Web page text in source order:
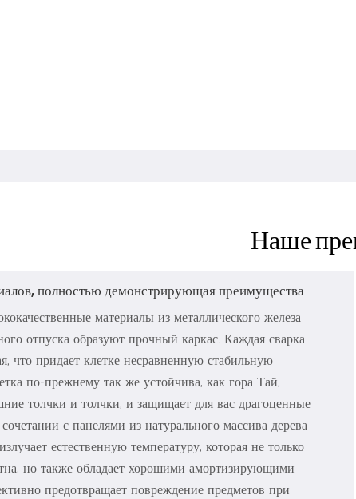
Наше
полностью демонстрирующая преимущества
материалы из металлического железа
отпуска образуют прочный каркас. Каждая сварка
что придает клетке несравненную стабильную
по-прежнему так же устойчива, как гора Тай,
толчки и толчки, и защищает для вас драгоценные
с панелями из натурального массива дерева
естественную температуру, которая не только
но также обладает хорошими амортизирующими
предотвращает повреждение предметов при